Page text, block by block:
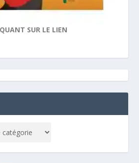
SUR LE LIEN